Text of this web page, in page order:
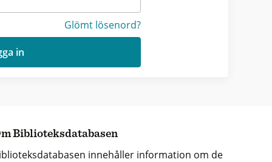
Glömt lösenord?
in
Biblioteksdatabasen
innehåller information om de